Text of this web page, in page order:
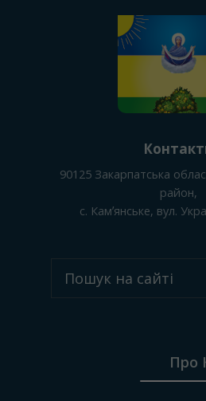
90125 Закарпатська
район,
с. Камʼянське, вул.
Про